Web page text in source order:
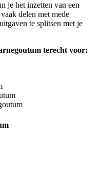
je het inzetten van een
delen met mede
te splitsen met je
terecht voor: